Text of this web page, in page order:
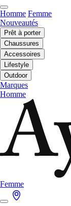
Homme Femme
Nouveautés
Prêt à porter
Chaussures
Accessoires
Lifestyle
Outdoor
Marques
Homme
Femme